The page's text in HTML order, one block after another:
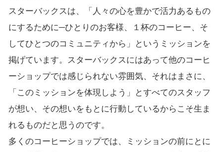
スターバックスは、「人々の心を豊かで活力あるもの
にするために─ひとりのお客様、１杯のコーヒー、そ
してひとつのコミュニティから」というミッションを
掲げています。スターバックスにはあって他のコーヒ
ーショップでは感じられない雰囲気、それはまさに、
「このミッションを体現しよう」とすべてのスタッフ
が想い、その想いをもとに行動しているからこそ生ま
れるものだと思うのです。
多くのコーヒーショップでは、ミッションの前にとに